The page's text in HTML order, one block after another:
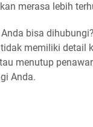
merasa lebih
bisa
memiliki detail
menutup
Anda.